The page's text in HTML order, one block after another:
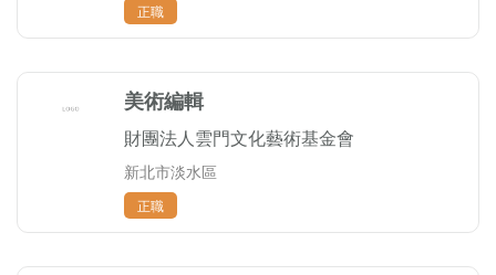
正職
美術編輯
財團法人雲門文化藝術基金會
新北市淡水區
正職